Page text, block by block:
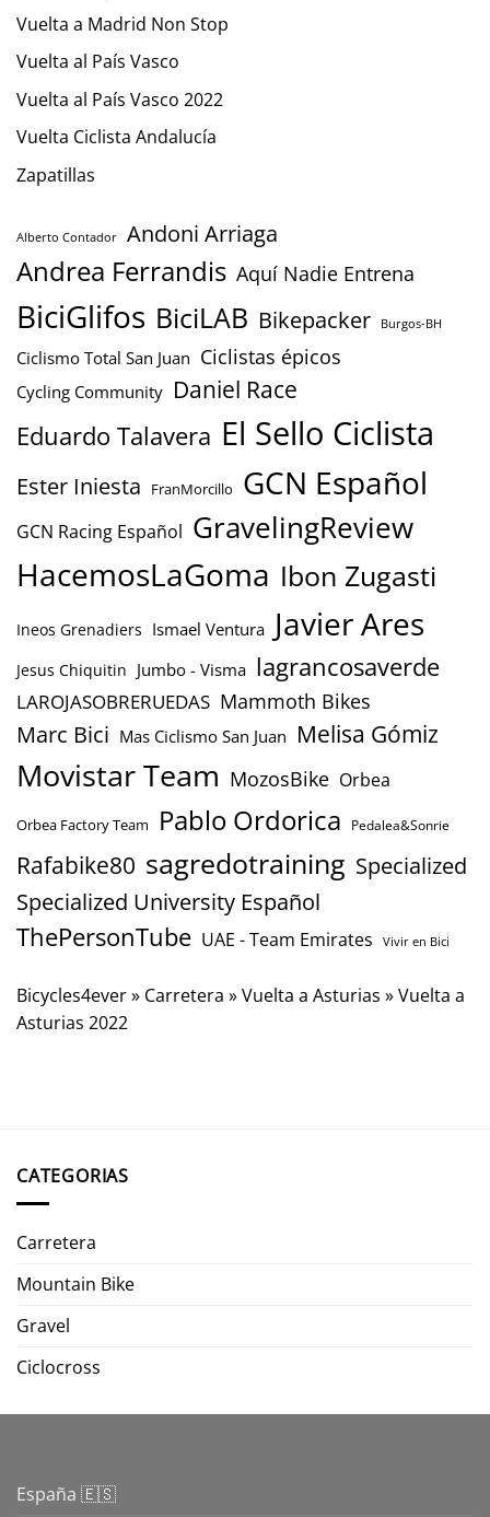
Vuelta a Madrid Non Stop
Vuelta al País Vasco
Vuelta al País Vasco 2022
Vuelta Ciclista Andalucía
Zapatillas
Alberto Contador Andoni Arriaga
Andrea Ferrandis Aquí Nadie Entrena
BiciGlifos BiciLAB Bikepacker Burgos-BH
Ciclismo Total San Juan Ciclistas épicos
Cycling Community Daniel Race
Eduardo Talavera El Sello Ciclista
Ester Iniesta FranMorcillo GCN Español
GCN Racing Español GravelingReview
HacemosLaGoma Ibon Zugasti
Ineos Grenadiers Ismael Ventura Javier Ares
Jesus Chiquitin Jumbo - Visma lagrancosaverde
LAROJASOBRERUEDAS Mammoth Bikes
Marc Bici Mas Ciclismo San Juan Melisa Gómiz
Movistar Team MozosBike Orbea
Orbea Factory Team Pablo Ordorica Pedalea&Sonrie
Rafabike80 sagredotraining Specialized
Specialized University Español
ThePersonTube UAE - Team Emirates Vivir en Bici
Bicycles4ever» Carretera »Vuelta a Asturias »Vuelta a
Asturias 2022
CATEGORIAS
Carretera
Mountain Bike
Gravel
Ciclocross
España 🇪🇸